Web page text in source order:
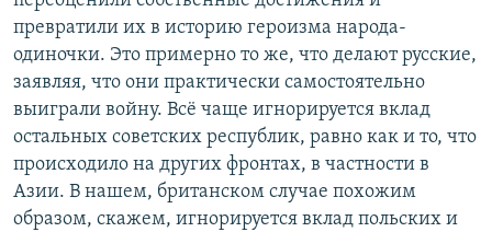
превратили их в историю героизма народа-
одиночки. Это примерно то же, что делают русские,
заявляя, что они практически самостоятельно
выиграли войну. Всё чаще игнорируется вклад
остальных советских республик, равно как и то, что
происходило на других фронтах, в частности в
Азии. В нашем, британском случае похожим
образом, скажем, игнорируется вклад польских и